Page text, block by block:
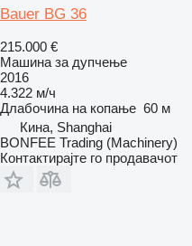
Bauer BG 36
215.000 €
Машина за дупчење
2016
4.322 м/ч
Длабочина на копање 60 м
Кина, Shanghai
BONFEE Trading (Machinery)
Контактирајте го продавачот